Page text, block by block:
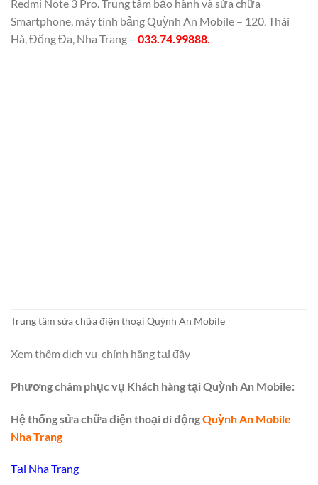
Redmi Note 3 Pro. Trung tâm bảo hành và sửa chữa
Smartphone, máy tính bảng Quỳnh An Mobile – 120, Thái
Hà, Đống Đa, Nha Trang – 033.74.99888.
Trung tâm sửa chữa điện thoại Quỳnh An Mobile
Xem thêm dịch vụ chính hãng tại đây
Phương châm phục vụ Khách hàng tại Quỳnh An Mobile:
Hệ thống sửa chữa điện thoại di độngQuỳnh An Mobile
Nha Trang
Tại Nha Trang